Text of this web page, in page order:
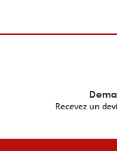
Recevez un